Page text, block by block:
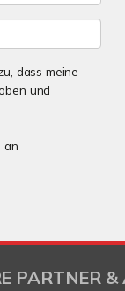
dass meine
und
an
PARTNER